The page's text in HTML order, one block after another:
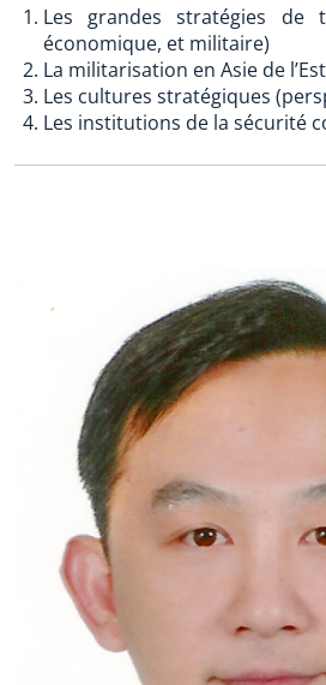
Les grandes stratégies de
économique, et militaire)
La militarisation en Asie de l’Est
Les cultures stratégiques
Les institutions de la sécurité